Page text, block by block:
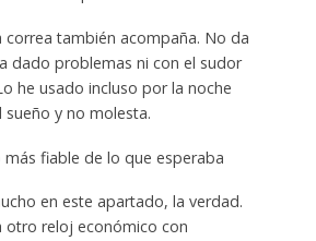
correa también acompaña. No da
dado problemas ni con el sudor
he usado incluso por la noche
y no molesta.
fiable de lo que esperaba
en este apartado, la verdad.
otro reloj económico con